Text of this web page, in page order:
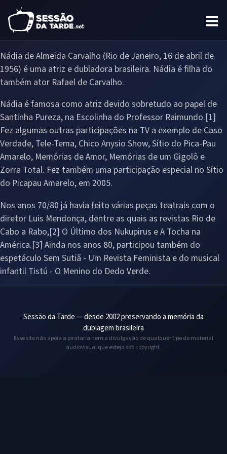
Nádia de Almeida Carvalho (Rio de Janeiro, 16 de abril de
1956) é uma atriz e dubladora brasileira. Nádia é filha do
também ator Rafael de Carvalho.
Nádia é famosa como atriz devido sobretudo ao papel de
Santinha Pureza, na Escolinha do Professor Raimundo.[1]
Fez algumas outras participações na TV a exemplo de Caso
Verdade, Tele-Tema, Chico Anysio Show, Sítio do Pica-Pau
Amarelo, Memórias de Amor, Memórias de um Gigolô e
Zorra Total. Fez também uma participação especial no Sítio
do Picapau Amarelo, em 2005.
Nos anos 70/80 já havia feito várias peças teatrais com o
diretor Luis Mendonça, dentre as quais as revistas Rio de
Cabo a Rabo,[2] O Último dos Nukupirus e A Tocha na
América.[3] Ainda nos anos 80, participou também do
espetáculo Sem Sutiã - Um Revista Feminista e do musical
infantil Tistú - O Menino do Dedo Verde.
Sessão da Tarde — desde 2002 preservando a memória da
dublagem brasileira
Esse site não apoia a pirataria nem a divulgação de qualquer tipo de material
audiovisual que esteja sob copyright.